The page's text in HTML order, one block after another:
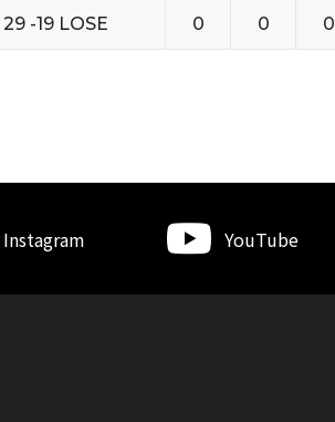
29 -19 LOSE 0 0 0
Instagram YouTube